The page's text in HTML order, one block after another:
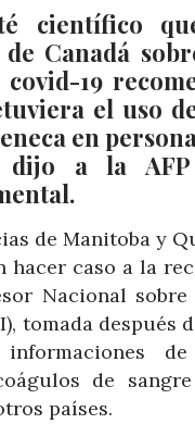
científico
Canadá
19
el uso
en
dijo a la
de Manitoba y
hacer caso a la
Nacional
tomada después
de
países.